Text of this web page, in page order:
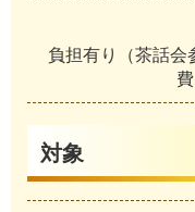
負担有り（茶話
対象